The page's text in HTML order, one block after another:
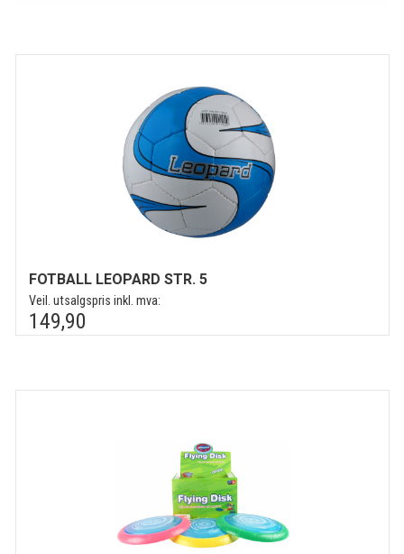
FOTBALL LEOPARD STR. 5
Veil. utsalgspris inkl. mva:
149,90